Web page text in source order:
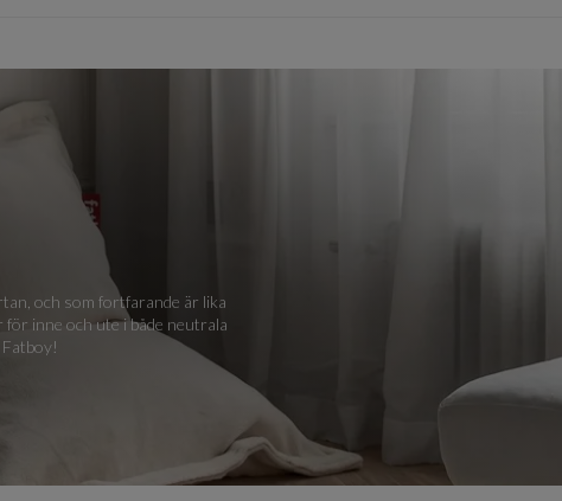
och som fortfarande är lika
inne och ute i både neutrala